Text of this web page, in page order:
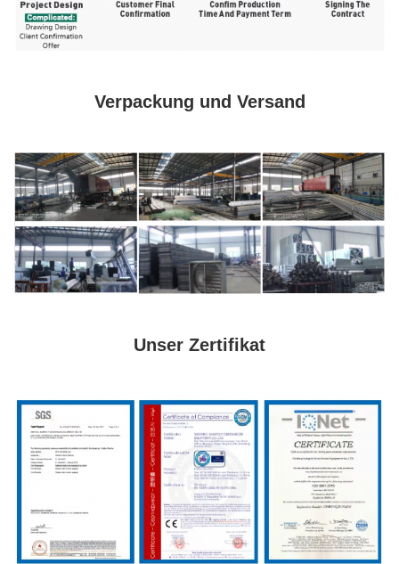
Verpackung und Versand
Unser Zertifikat